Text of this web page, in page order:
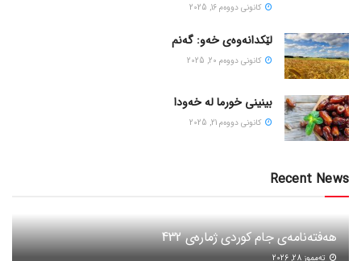
كانونی دووه‌م 16, 2025
لێکدانەوەی خەو: گەنم
كانونی دووه‌م 20, 2025
بینینی خورما لە خەودا
كانونی دووه‌م 21, 2025
Recent News
هەفتەنامەی جام کوردی ژمارەی 432
ته‌مموز 28, 2026